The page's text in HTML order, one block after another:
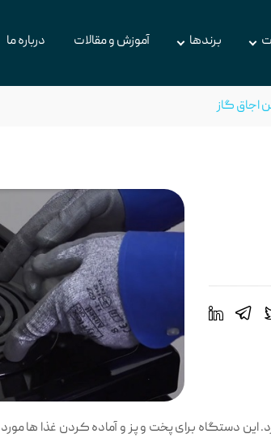
برندها آموزش و مقالات درباره ما
اجاق گاز
دستگاه برای پخت و پز و آماده کردن غذا ها